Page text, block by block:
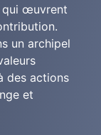
qui œuvrent
un archipel
des actions
et